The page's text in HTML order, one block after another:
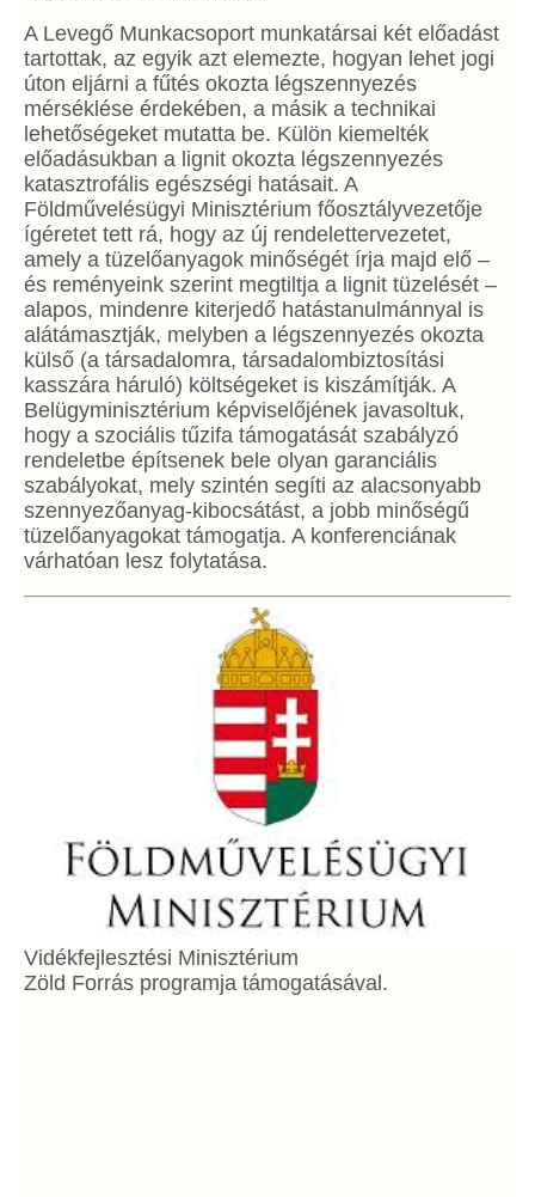
A Levegő Munkacsoport munkatársai két előadást
tartottak, az egyik azt elemezte, hogyan lehet jogi
úton eljárni a fűtés okozta légszennyezés
mérséklése érdekében, a másik a technikai
lehetőségeket mutatta be. Külön kiemelték
előadásukban a lignit okozta légszennyezés
katasztrofális egészségi hatásait. A
Földművelésügyi Minisztérium főosztályvezetője
ígéretet tett rá, hogy az új rendelettervezetet,
amely a tüzelőanyagok minőségét írja majd elő –
és reményeink szerint megtiltja a lignit tüzelését –
alapos, mindenre kiterjedő hatástanulmánnyal is
alátámasztják, melyben a légszennyezés okozta
külső (a társadalomra, társadalombiztosítási
kasszára háruló) költségeket is kiszámítják. A
Belügyminisztérium képviselőjének javasoltuk,
hogy a szociális tűzifa támogatását szabályzó
rendeletbe építsenek bele olyan garanciális
szabályokat, mely szintén segíti az alacsonyabb
szennyezőanyag-kibocsátást, a jobb minőségű
tüzelőanyagokat támogatja. A konferenciának
várhatóan lesz folytatása.
Vidékfejlesztési Minisztérium
Zöld Forrás programja támogatásával.